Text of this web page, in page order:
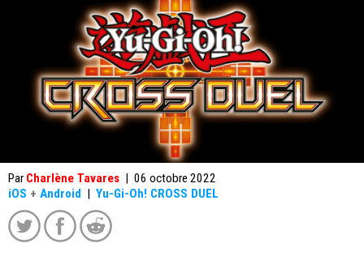
Par Charlène Tavares | 06 octobre 2022
iOS + Android | Yu-Gi-Oh! CROSS DUEL